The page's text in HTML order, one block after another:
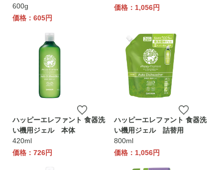
600g
価格：605円
価格：1,056円
ハッピーエレファント 食器洗
い機用ジェル 本体
420ml
価格：726円
ハッピーエレファント 食器洗
い機用ジェル 詰替用
800ml
価格：1,056円